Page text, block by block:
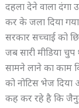
दहला देने वाला दंगा
कर के जला दिया
सरकार सच्चाई को
जब सारी मीडिया
सामने लाने का काम
को नोटिस भेज
कह कर रहे है कि